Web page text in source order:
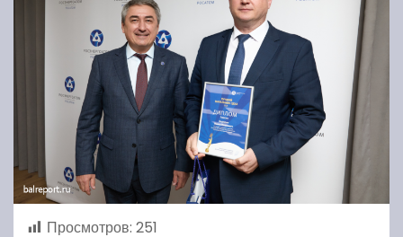
Просмотров: 251